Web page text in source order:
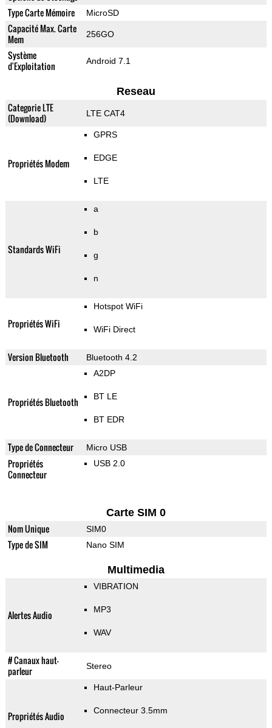
Type Carte Mémoire MicroSD
Capacité Max. Carte
Mem
256GO
Système
d'Exploitation
Android 7.1
Reseau
Categorie LTE
(Download)
LTE CAT4
Propriétés Modem
GPRS
EDGE
LTE
Standards WiFi
a
b
g
n
Propriétés WiFi
Hotspot WiFi
WiFi Direct
Version Bluetooth Bluetooth 4.2
Propriétés Bluetooth
A2DP
BT LE
BT EDR
Type de Connecteur Micro USB
Propriétés
Connecteur
USB 2.0
Carte SIM 0
Nom Unique SIM0
Type de SIM Nano SIM
Multimedia
Alertes Audio
VIBRATION
MP3
WAV
# Canaux haut-
parleur
Stereo
Propriétés Audio
Haut-Parleur
Connecteur 3.5mm